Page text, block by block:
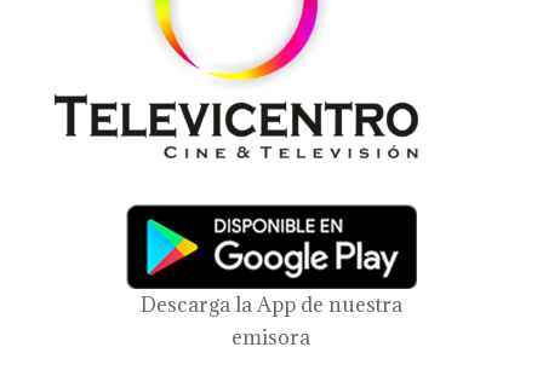
Descarga la App de nuestra
emisora